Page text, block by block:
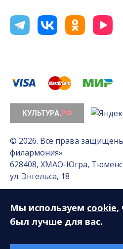
© 2026. Все права
филармония»
628408, ХМАО-Югра,
ул. Энгельса, 18
Разработка сайта —
«Делиссимо»
Мы используем cookie,
был лучше для вас.